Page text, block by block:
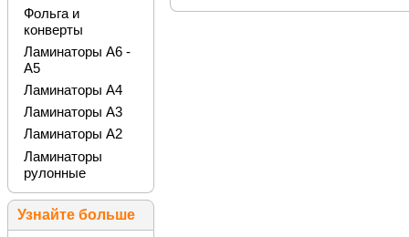
Фольга и
конверты
Ламинаторы А6 -
А5
Ламинаторы А4
Ламинаторы А3
Ламинаторы А2
Ламинаторы
рулонные
Узнайте больше